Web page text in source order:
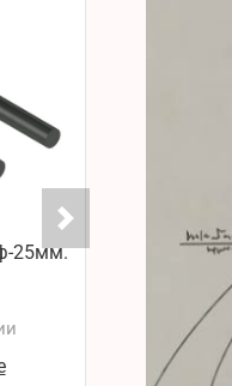
25мм. Скоба ГС-1,
503
В